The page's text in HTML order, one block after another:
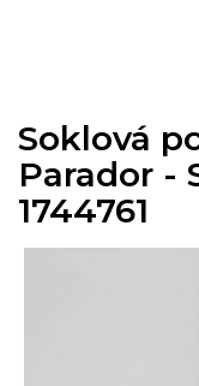
Soklová
Parador -
1744761